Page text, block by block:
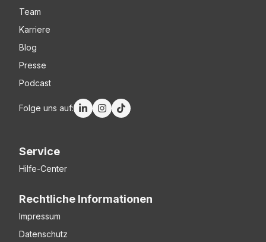
Team
Karriere
Blog
Presse
Podcast
Folge uns auf:
Service
Hilfe-Center
Rechtliche Informationen
Impressum
Datenschutz